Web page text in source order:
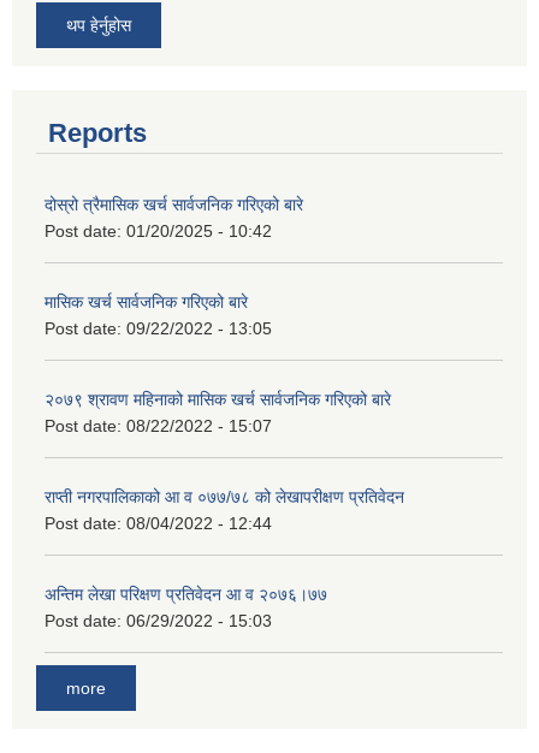
थप हेर्नुहोस
Reports
दोस्रो त्रैमासिक खर्च सार्वजनिक गरिएको बारे
Post date: 01/20/2025 - 10:42
मासिक खर्च सार्वजनिक गरिएको बारे
Post date: 09/22/2022 - 13:05
२०७९ श्रावण महिनाको मासिक खर्च सार्वजनिक गरिएको बारे
Post date: 08/22/2022 - 15:07
राप्ती नगरपालिकाको आ व ०७७/७८ को लेखापरीक्षण प्रतिवेदन
Post date: 08/04/2022 - 12:44
अन्तिम लेखा परिक्षण प्रतिवेदन आ व २०७६।७७
Post date: 06/29/2022 - 15:03
more